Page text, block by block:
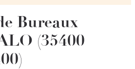
Bureaux
(35400